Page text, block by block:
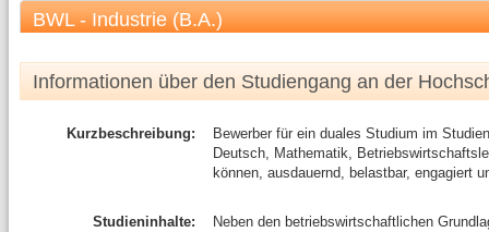
BWL - Industrie (B.A.)
Informationen über den Studiengang an der
Kurzbeschreibung:
Bewerber für ein duales Studium im
Deutsch, Mathematik,
können, ausdauernd, belastbar, engagiert
Studieninhalte:
Neben den betriebswirtschaftlichen